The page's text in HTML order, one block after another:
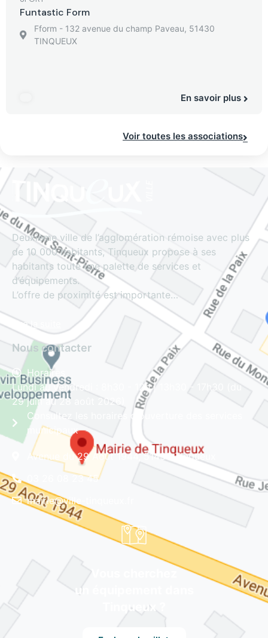
Funtastic Form
Fform - 132 avenue du champ Paveau, 51430
TINQUEUX
En savoir plus
Voir toutes les associations
Deuxième ville de l’agglomération rémoise avec plus
de 10 000 habitants, Tinqueux propose à ses
habitants toute une palette de services et
d’équipements.
L’offre de proximité est importante…
Lire la suite
Nous contacter
Horaires
Lundi au vendredi : 8h30 - 12h | 13h30 - 17h30 (du
29 juin au 28 août 2026)
Consultez les horaires d'ouverture des services
municipaux
Avenue du 29 Août 1944, 51430 Tinqueux
03 26 08 23 45
mairie@ville-tinqueux.fr
Vous cherchez
un équipement dans
Tinqueux ?